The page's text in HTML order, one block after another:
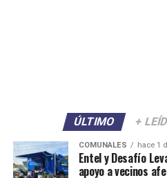
ÚLTIMO +
COMUNALES hace 1
Entel y Desafío
apoyo a vecinos